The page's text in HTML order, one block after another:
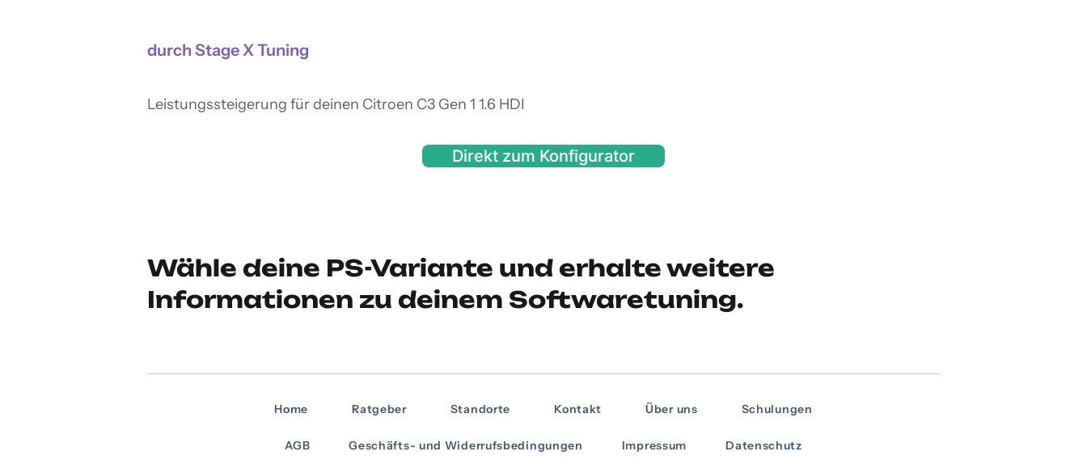
durch Stage X Tuning
Leistungssteigerung für deinen Citroen C3 Gen 1 1.6 HDI
Direkt zum Konfigurator
Wähle deine PS-Variante und erhalte weitere
Informationen zu deinem Softwaretuning.
Home Ratgeber Standorte Kontakt Über uns Schulungen
AGB Geschäfts- und Widerrufsbedingungen Impressum Datenschutz